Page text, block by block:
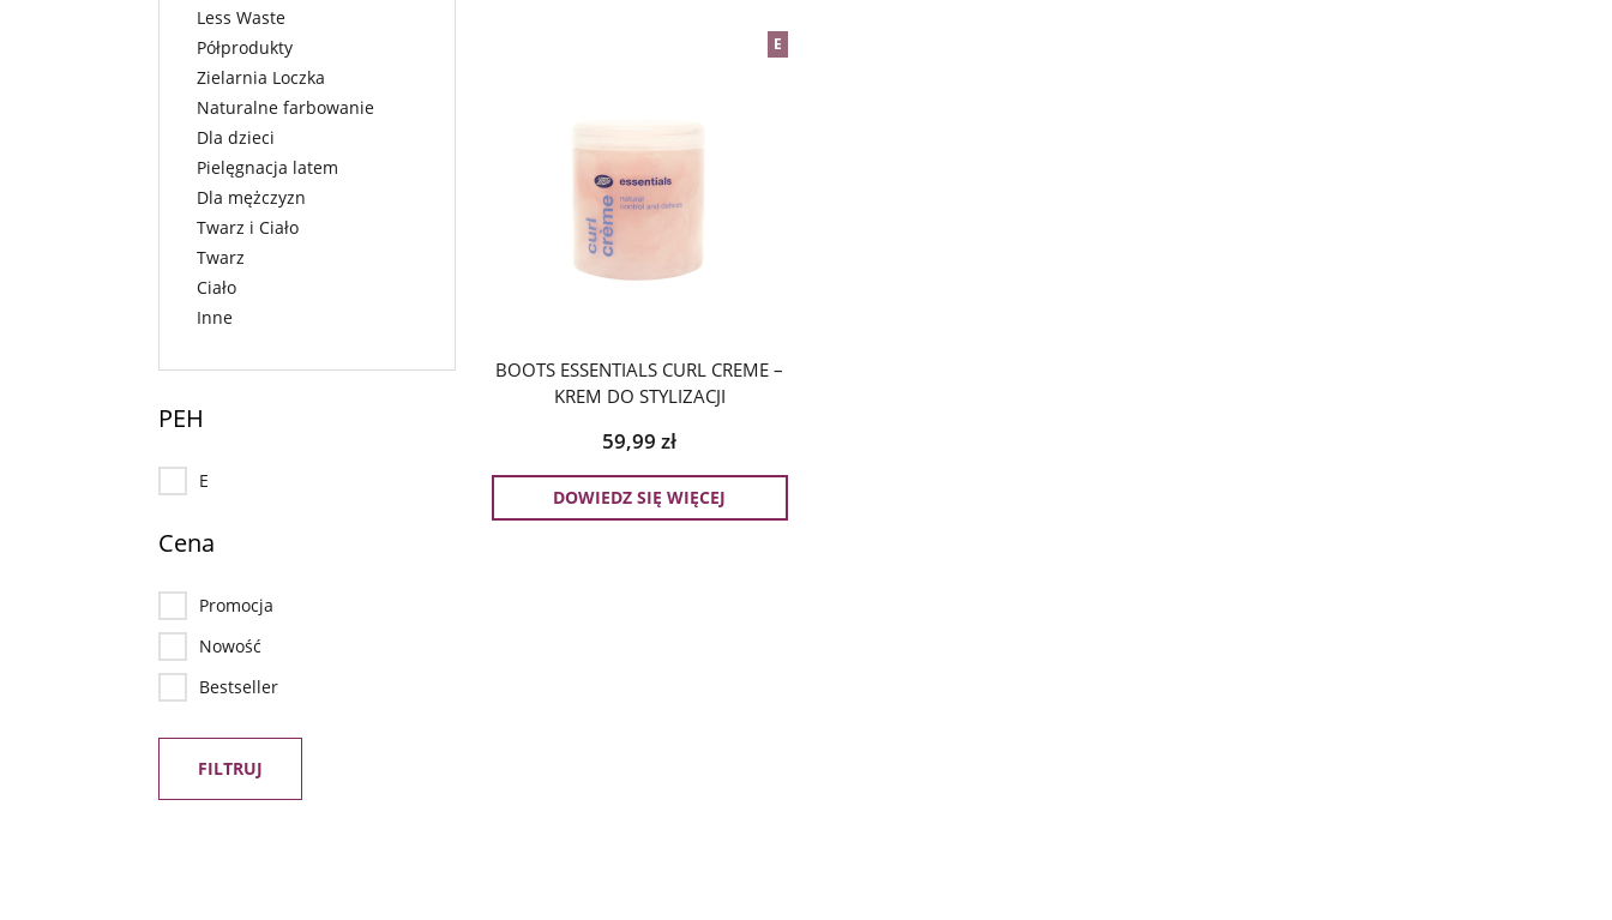
Less Waste
Półprodukty
Zielarnia Loczka
Naturalne farbowanie
Dla dzieci
Pielęgnacja latem
Dla mężczyzn
Twarz i Ciało
Twarz
Ciało
Inne
PEH
E
Cena
Promocja
Nowość
Bestseller
FILTRUJ
E
BOOTS ESSENTIALS CURL CREME –
KREM DO STYLIZACJI
59,99zł
DOWIEDZ SIĘ WIĘCEJ